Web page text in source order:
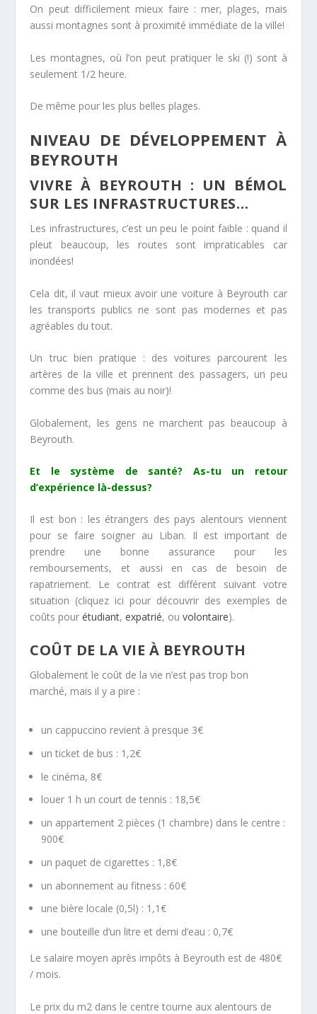
On peut difficilement mieux faire : mer, plages, mais
aussi montagnes sont à proximité immédiate de la ville!
Les montagnes, où l’on peut pratiquer le ski (!) sont à
seulement 1/2 heure.
De même pour les plus belles plages.
NIVEAU DE DÉVELOPPEMENT À
BEYROUTH
VIVRE À BEYROUTH : UN BÉMOL
SUR LES INFRASTRUCTURES…
Les infrastructures, c’est un peu le point faible : quand il
pleut beaucoup, les routes sont impraticables car
inondées!
Cela dit, il vaut mieux avoir une voiture à Beyrouth car
les transports publics ne sont pas modernes et pas
agréables du tout.
Un truc bien pratique : des voitures parcourent les
artères de la ville et prennent des passagers, un peu
comme des bus (mais au noir)!
Globalement, les gens ne marchent pas beaucoup à
Beyrouth.
Et le système de santé? As-tu un retour
d’expérience là-dessus?
Il est bon : les étrangers des pays alentours viennent
pour se faire soigner au Liban. Il est important de
prendre une bonne assurance pour les
remboursements, et aussi en cas de besoin de
rapatriement. Le contrat est différent suivant votre
situation (cliquez ici pour découvrir des exemples de
coûts pourétudiant,expatrié, ouvolontaire).
COÛT DE LA VIE À BEYROUTH
Globalement le coût de la vie n’est pas trop bon
marché, mais il y a pire :
un cappuccino revient à presque 3€
un ticket de bus : 1,2€
le cinéma, 8€
louer 1 h un court de tennis : 18,5€
un appartement 2 pièces (1 chambre) dans le centre :
900€
un paquet de cigarettes : 1,8€
un abonnement au fitness : 60€
une bière locale (0,5l) : 1,1€
une bouteille d’un litre et demi d’eau : 0,7€
Le salaire moyen après impôts à Beyrouth est de 480€
/ mois.
Le prix du m2 dans le centre tourne aux alentours de